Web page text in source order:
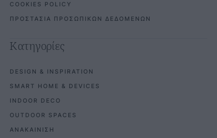
COOKIES POLICY
ΠΡΟΣΤΑΣΙΑ ΠΡΟΣΩΠΙΚΩΝ ΔΕΔΟΜΕΝΩΝ
Κατηγορίες
DESIGN & INSPIRATION
SMART HOME & DEVICES
INDOOR DECO
OUTDOOR SPACES
ΑΝΑΚΑΙΝΙΣΗ